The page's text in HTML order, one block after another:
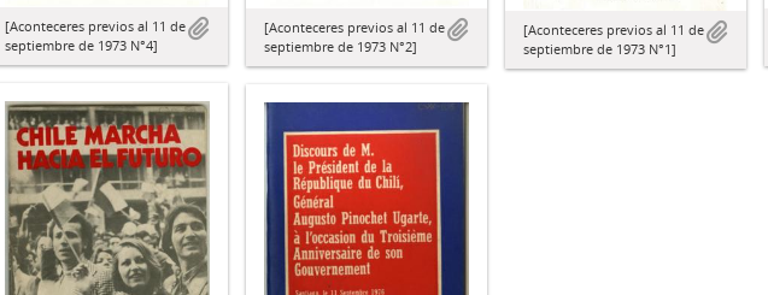
[Aconteceres previos al 11 de
septiembre de 1973 N°2]
[Aconteceres previos al 11 de
septiembre de 1973 N°1]
[Aconteceres previos al 11 de
septiembre de 1973 N°4]